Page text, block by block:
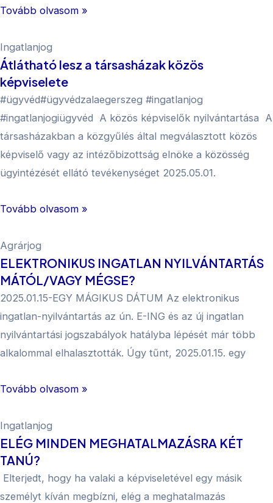
Tovább olvasom »
Ingatlanjog
Átlátható lesz a társasházak közös
képviselete
#ügyvéd#ügyvédzalaegerszeg #ingatlanjog
#ingatlanjogiügyvéd A közös képviselők nyilvántartása A
társasházakban a közgyűlés által megválasztott közös
képviselő vagy az intézőbizottság elnöke a közösség
ügyintézését ellátó tevékenységet 2025.05.01.
Tovább olvasom »
Agrárjog
ELEKTRONIKUS INGATLAN NYILVÁNTARTÁS
MÁTÓL/VAGY MÉGSE?
2025.01.15-EGY MÁGIKUS DÁTUM Az elektronikus
ingatlan-nyilvántartás az ún. E-ING és az új ingatlan
nyilvántartási jogszabályok hatályba lépését már több
alkalommal elhalasztották. Úgy tűnt, 2025.01.15. egy
Tovább olvasom »
Ingatlanjog
ELÉG MINDEN MEGHATALMAZÁSRA KÉT
TANÚ?
Elterjedt, hogy ha valaki a képviseletével egy másik
személyt kíván megbízni, elég a meghatalmazás